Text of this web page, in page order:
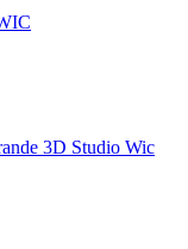
3D Studio Wic